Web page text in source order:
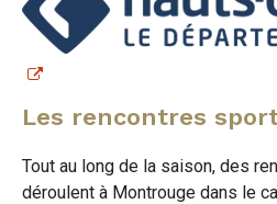
Les rencontres
Tout au long de la saison, des
déroulent à Montrouge dans le